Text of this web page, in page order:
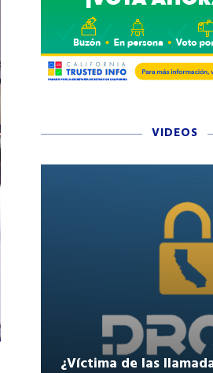
VIDEOS
¿Víctima de las